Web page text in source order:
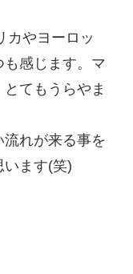
カやヨーロッ
感じます。マ
てもうらやま
れが来る事を
います(笑)